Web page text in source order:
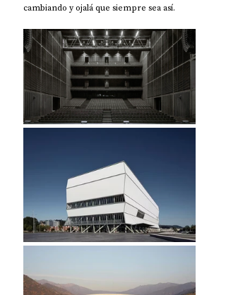
cambiando y ojalá que siempre sea así.